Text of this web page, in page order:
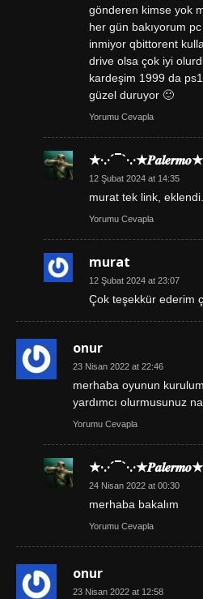
gönderen kimse yok
her gün bakıyorum
inmiyor qbittorent
drive olsa çok iyi
kardeşim 1999 da
güzel duruyor 🙂
Yorumu Cevapla
12 Şubat 2024 at 14:35
murat tek link, eklendi.
Yorumu Cevapla
murat
12 Şubat 2024 at 23:07
Çok teşekkür ederim
onur
23 Nisan 2022 at 22:46
merhaba oyunun
yardımcı olurmusunuz
Yorumu Cevapla
24 Nisan 2022 at 00:30
merhaba bakalım
Yorumu Cevapla
onur
23 Nisan 2022 at 12:58